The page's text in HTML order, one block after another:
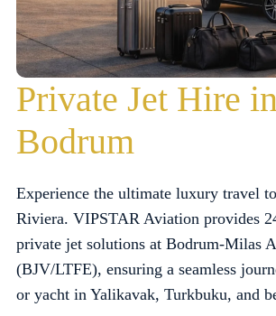
Private Jet Hire
Bodrum
Experience the ultimate luxury travel
Riviera. VIPSTAR Aviation provides
private jet solutions at Bodrum-Milas
(BJV/LTFE), ensuring a seamless
or yacht in Yalikavak, Turkbuku, and